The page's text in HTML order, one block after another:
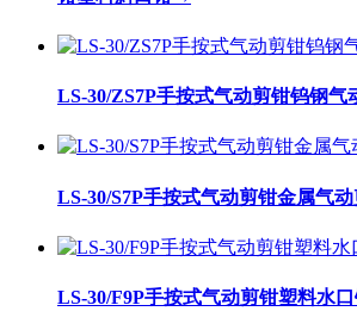
LS-30/ZS7P手按式气动剪钳钨钢气
LS-30/S7P手按式气动剪钳金属气
LS-30/F9P手按式气动剪钳塑料水